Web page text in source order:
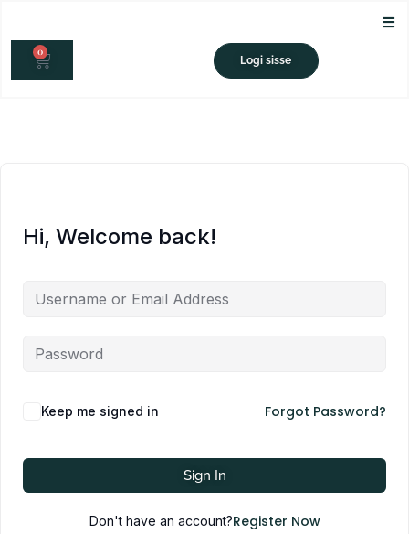
content
0
CART Logi sisse
Hi, Welcome back!
Keep me signed in Forgot Password?
Sign In
Don't have an account?Register Now